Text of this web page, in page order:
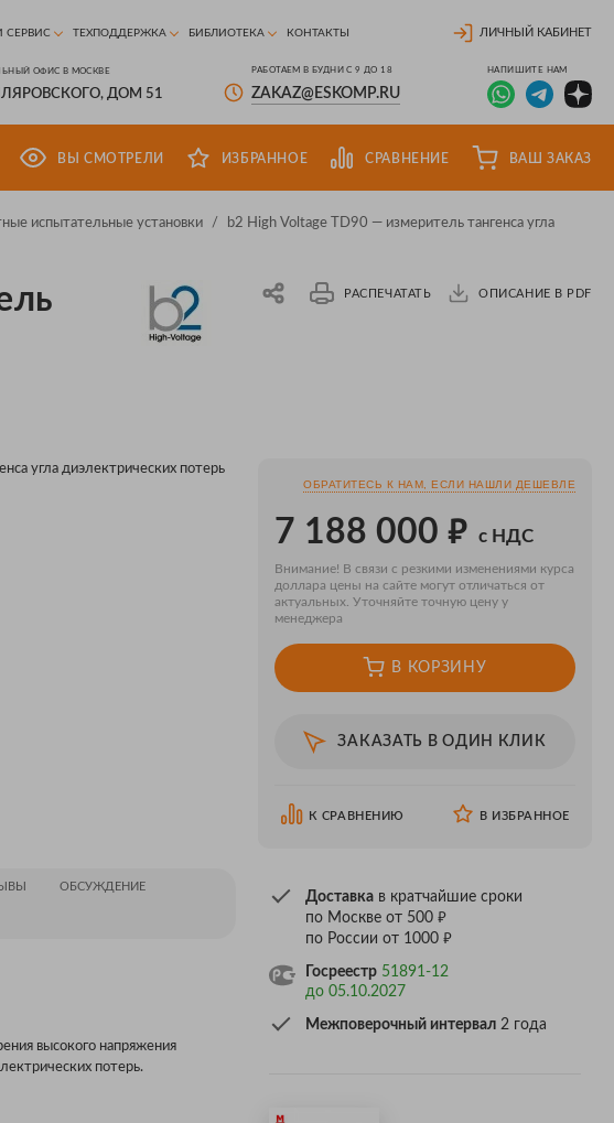
СЕРВИС ТЕХПОДДЕРЖКА БИБЛИОТЕКА КОНТАКТЫ ЛИЧНЫЙ КАБИНЕТ
ОФИС В МОСКВЕ
ДОМ 51
РАБОТАЕМ В БУДНИ С 9 ДО 18
ZAKAZ@ESKOMP.RU
НАПИШИТЕ НАМ
ВЫ СМОТРЕЛИ ИЗБРАННОЕ СРАВНЕНИЕ ВАШ ЗАКАЗ
испытательные установки /
b2 High Voltage TD90 — измеритель тангенса угла
РАСПЕЧАТАТЬ ОПИСАНИЕ В PDF
угла диэлектрических потерь
ОБСУЖДЕНИЕ
высокого напряжения
потерь.
ОБРАТИТЕСЬ К НАМ, ЕСЛИ НАШЛИ ДЕШЕВЛЕ
7 188 000 ₽ с НДС
Внимание! В связи с резкими изменениями курса
доллара цены на сайте могут отличаться от
актуальных. Уточняйте точную цену у
менеджера
В КОРЗИНУ
ЗАКАЗАТЬ В ОДИН КЛИК
К СРАВНЕНИЮ В ИЗБРАННОЕ
Доставкав кратчайшие сроки
по Москве от 500 ₽
по России от 1000 ₽
Госреестр 51891-12
до 05.10.2027
Межповерочный интервал2 года